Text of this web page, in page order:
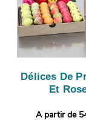
Délices De
Et
A partir de